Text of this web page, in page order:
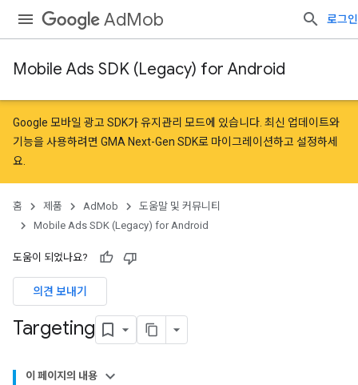
AdMob 로그인
Mobile Ads SDK (Legacy) for Android
Google 모바일 광고 SDK가 유지관리 모드에 있습니다. 최신 업데이트와
기능을 사용하려면 GMA Next-Gen SDK로 마이그레이션하고 설정하세
요.
홈 제품 AdMob
도움말 및 커뮤니티
Mobile Ads SDK (Legacy) for Android
도움이 되었나요?
의견 보내기
Targeting
이 페이지의 내용